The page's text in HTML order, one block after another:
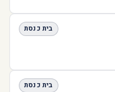
בית כנסת
בית כנסת